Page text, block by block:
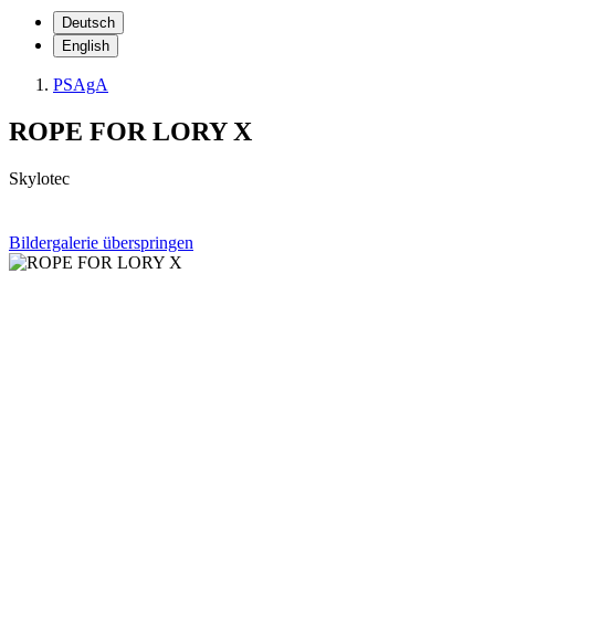
Deutsch
English
PSAgA
ROPE FOR LORY X
Skylotec
Bildergalerie überspringen